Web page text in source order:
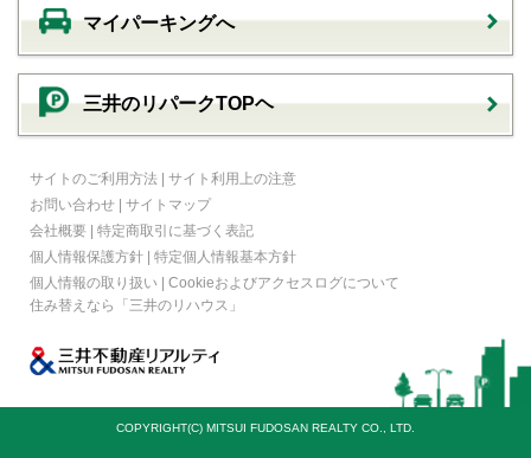
マイパーキングへ
三井のリパークTOPヘ
サイトのご利用方法 | サイト利用上の注意
お問い合わせ | サイトマップ
会社概要 | 特定商取引に基づく表記
個人情報保護方針 | 特定個人情報基本方針
個人情報の取り扱い | Cookieおよびアクセスログについて
住み替えなら
「三井のリハウス」
COPYRIGHT(C) MITSUI FUDOSAN REALTY CO., LTD.